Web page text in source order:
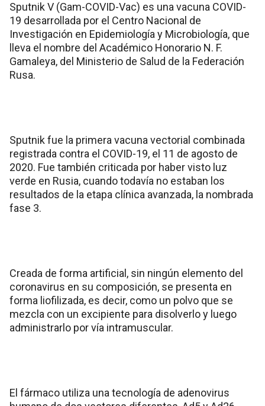
Sputnik V (Gam-COVID-Vac) es una vacuna COVID-
19 desarrollada por el Centro Nacional de
Investigación en Epidemiología y Microbiología, que
lleva el nombre del Académico Honorario N. F.
Gamaleya, del Ministerio de Salud de la Federación
Rusa.
Sputnik fue la primera vacuna vectorial combinada
registrada contra el COVID-19, el 11 de agosto de
2020. Fue también criticada por haber visto luz
verde en Rusia, cuando todavía no estaban los
resultados de la etapa clínica avanzada, la nombrada
fase 3.
Creada de forma artificial, sin ningún elemento del
coronavirus en su composición, se presenta en
forma liofilizada, es decir, como un polvo que se
mezcla con un excipiente para disolverlo y luego
administrarlo por vía intramuscular.
El fármaco utiliza una tecnología de adenovirus